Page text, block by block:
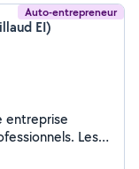
Auto-entrepreneur
EI)
entreprise
Les